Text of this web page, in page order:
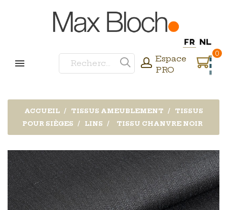
Espace
PRO
0
ACCUEIL TISSUS AMEUBLEMENT
TISSUS
POUR SIÈGES
LINS TISSU CHANVRE NOIR